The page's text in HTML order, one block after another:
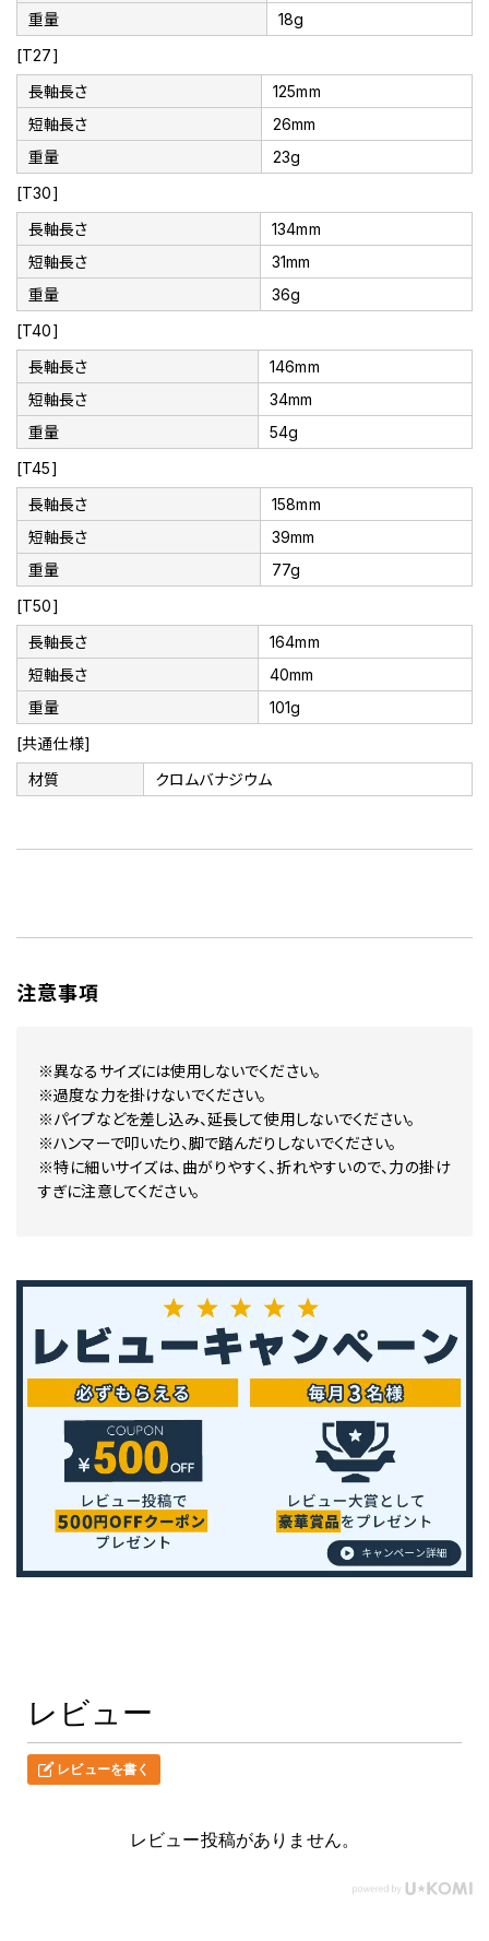
重量
18g
[T27]
長軸長さ
125mm
短軸長さ
26mm
重量
23g
[T30]
長軸長さ
134mm
短軸長さ
31mm
重量
36g
[T40]
長軸長さ
146mm
短軸長さ
34mm
重量
54g
[T45]
長軸長さ
158mm
短軸長さ
39mm
重量
77g
[T50]
長軸長さ
164mm
短軸長さ
40mm
重量
101g
[共通仕様]
材質
クロムバナジウム
注意事項
※異なるサイズには使用しないでください。
※過度な力を掛けないでください。
※パイプなどを差し込み、延長して使用しないでください。
※ハンマーで叩いたり、脚で踏んだりしないでください。
※特に細いサイズは、曲がりやすく、折れやすいので、力の掛け
すぎに注意してください。
レビュー
レビューを書く
レビュー投稿がありません。